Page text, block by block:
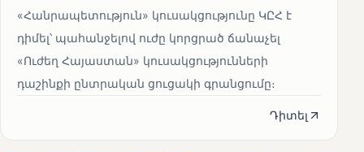
«Հանրապետություն» կուսակցությունը ԿԸՀ է
դիմել՝ պահանջելով ուժը կորցրած ճանաչել
«Ուժեղ Հայաստան» կուսակցությունների
դաշինքի ընտրական ցուցակի գրանցումը։
Դիտել